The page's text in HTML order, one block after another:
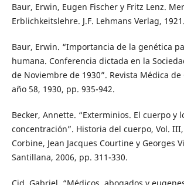
Baur, Erwin, Eugen Fischer y Fritz Lenz.
Erblichkeitslehre. J.F. Lehmans Verlag, 1921.
Baur, Erwin. “Importancia de la genética
humana. Conferencia dictada en la
de Noviembre de 1930”. Revista Médica de
año 58, 1930, pp. 935-942.
Becker, Annette. “Exterminios. El cuerpo y
concentración”. Historia del cuerpo, Vol.
Corbine, Jean Jacques Courtine y Georges
Santillana, 2006, pp. 311-330.